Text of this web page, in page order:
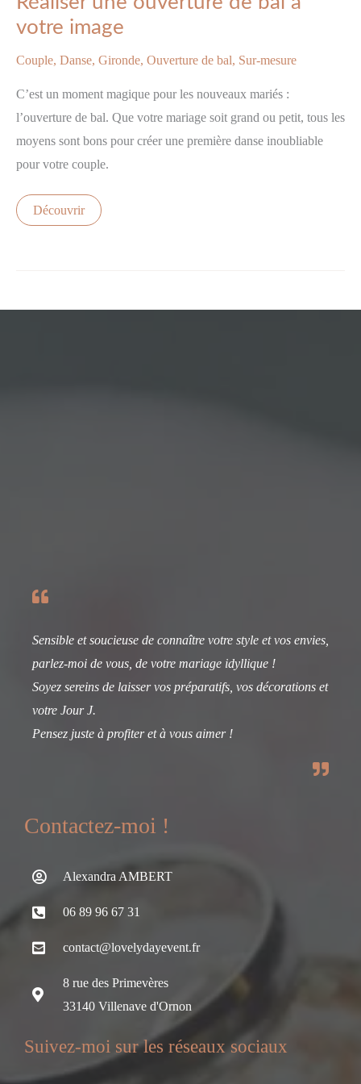
votre image
Couple, Danse, Gironde, Ouverture de bal, Sur-mesure
C’est un moment magique pour les nouveaux mariés :
l’ouverture de bal. Que votre mariage soit grand ou petit, tous les
moyens sont bons pour créer une première danse inoubliable
pour votre couple.
Découvrir
Sensible et soucieuse de connaître votre style et vos envies,
parlez-moi de vous, de votre mariage idyllique !
Soyez sereins de laisser vos préparatifs, vos décorations et
votre Jour J.
Pensez juste à profiter et à vous aimer !
Contactez-moi !
Alexandra AMBERT
06 89 96 67 31
contact@lovelydayevent.fr
8 rue des Primevères
33140 Villenave d'Ornon
Suivez-moi sur les réseaux sociaux